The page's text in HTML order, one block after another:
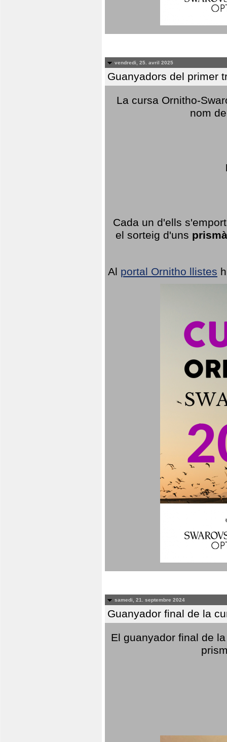
vendredi, 25. avril 2025
Guanyadors del primer
La cursa Ornitho-
nom
Cada un d'ells
el sorteig d'uns
Al portal Ornitho llistes
samedi, 21. septembre 2024
Guanyador final de la
El guanyador final de